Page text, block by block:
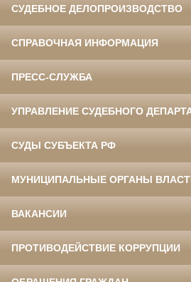
СУДЕБНОЕ ДЕЛОПРОИЗВОДСТВО
СПРАВОЧНАЯ ИНФОРМАЦИЯ
ПРЕСС-СЛУЖБА
УПРАВЛЕНИЕ СУДЕБНОГО
СУДЫ СУБЪЕКТА РФ
МУНИЦИПАЛЬНЫЕ ОРГАНЫ
ВАКАНСИИ
ПРОТИВОДЕЙСТВИЕ КОРРУПЦИИ